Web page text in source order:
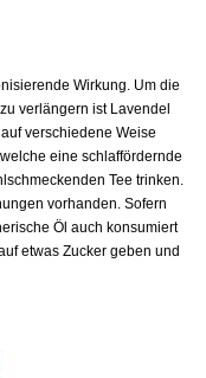
Wirkung. Um die
verlängern ist Lavendel
verschiedene Weise
eine schlaffördernde
Tee trinken.
vorhanden. Sofern
Öl auch konsumiert
etwas Zucker geben und